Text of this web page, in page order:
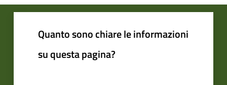
Quanto sono chiare le informazioni
su questa pagina?